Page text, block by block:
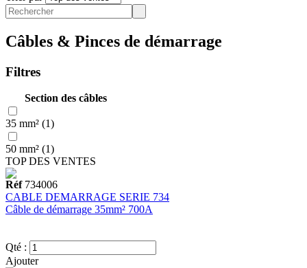
Câbles & Pinces de démarrage
Filtres
Section des câbles
35 mm² (1)
50 mm² (1)
TOP DES VENTES
Réf734006
CABLE DEMARRAGE SERIE 734
Câble de démarrage 35mm² 700A
Qté :
Ajouter